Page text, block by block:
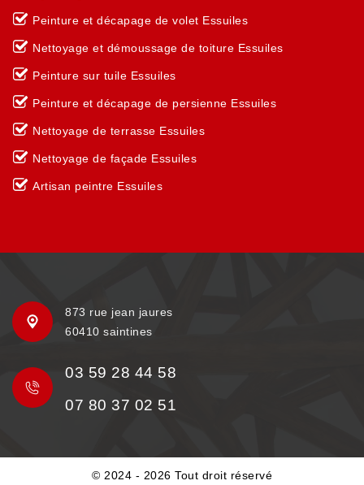
Peinture et décapage de volet Essuiles
Nettoyage et démoussage de toiture Essuiles
Peinture sur tuile Essuiles
Peinture et décapage de persienne Essuiles
Nettoyage de terrasse Essuiles
Nettoyage de façade Essuiles
Artisan peintre Essuiles
873 rue jean jaures
60410 saintines
03 59 28 44 58
07 80 37 02 51
© 2024 - 2026 Tout droit réservé